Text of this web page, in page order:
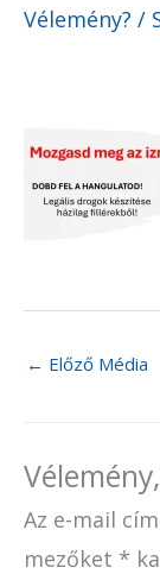
Vélemény? /
← Előző Média
Az e-mail
mezőket *